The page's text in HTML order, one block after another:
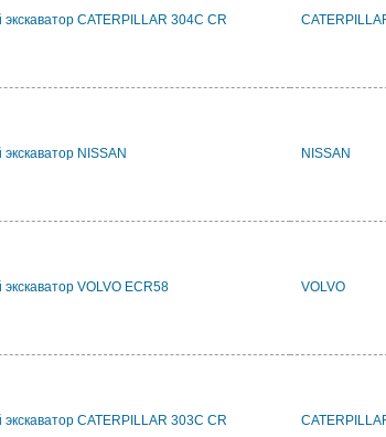
CATERPILLAR 304C CR
NISSAN NISSAN
VOLVO ECR58 VOLVO
CATERPILLAR 303C CR